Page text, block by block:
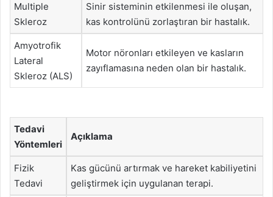
Multiple
Skleroz
Sinir sisteminin etkilenmesi ile oluşan,
kas kontrolünü zorlaştıran bir hastalık.
Amyotrofik
Lateral
Skleroz (ALS)
Motor nöronları etkileyen ve kasların
zayıflamasına neden olan bir hastalık.
Tedavi
Yöntemleri
Açıklama
Fizik
Tedavi
Kas gücünü artırmak ve hareket kabiliyetini
geliştirmek için uygulanan terapi.